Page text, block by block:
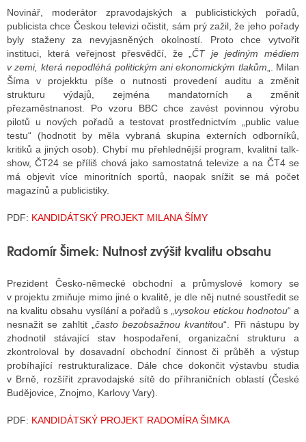
Novinář, moderátor zpravodajských a publicistických pořadů,
publicista chce Českou televizi očistit, sám prý zažil, že jeho pořady
byly staženy za nevyjasněných okolností. Proto chce vytvořit
instituci, která veřejnost přesvědčí, že „ČT je jediným médiem
v zemi, která nepodléhá politickým ani ekonomickým tlakům „. Milan
Šíma v projekktu píše o nutnosti provedení auditu a změnit
strukturu výdajů, zejména mandatorních a změnit
přezaměstnanost. Po vzoru BBC chce zavést povinnou výrobu
pilotů u nových pořadů a testovat prostřednictvím „public value
testu“ (hodnotit by měla vybraná skupina externích odborníků,
kritiků a jiných osob). Chybí mu přehlednější program, kvalitní talk-
show, ČT24 se příliš chová jako samostatná televize a na ČT4 se
má objevit více minoritních sportů, naopak snížit se má počet
magazínů a publicistiky.
PDF: KANDIDÁTSKÝ PROJEKT MILANA ŠÍMY
Radomír Šimek: Nutnost zvýšit kvalitu obsahu
Prezident Česko-německé obchodní a průmyslové komory se
v projektu zmiňuje mimo jiné o kvalitě, je dle něj nutné soustředit se
na kvalitu obsahu vysílání a pořadů s „vysokou etickou hodnotou“ a
nesnažit se zahltit „ často bezobsažnou kvantitou“. Při nástupu by
zhodnotil stávající stav hospodaření, organizační strukturu a
zkontroloval by dosavadní obchodní činnost či průběh a výstup
probíhající restrukturalizace. Dále chce dokončit výstavbu studia
v Brně, rozšířit zpravodajské sítě do příhraničních oblastí (České
Budějovice, Znojmo, Karlovy Vary).
PDF: KANDIDÁTSKÝ PROJEKT RADOMÍRA ŠIMKA